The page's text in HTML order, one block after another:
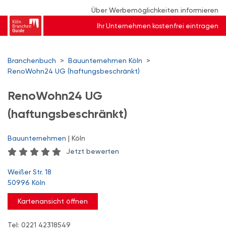
Über Werbemöglichkeiten informieren
Ihr Unternehmen kostenfrei eintragen
Branchenbuch > Bauunternehmen Köln
>
RenoWohn24 UG (haftungsbeschränkt)
RenoWohn24 UG
(haftungsbeschränkt)
Bauunternehmen | Köln
Jetzt bewerten
Weißer Str. 18
50996 Köln
Kartenansicht öffnen
Tel: 0221 42318549